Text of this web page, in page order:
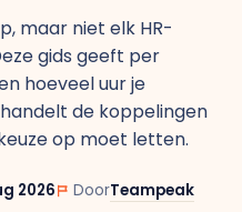
maar niet elk HR-
gids geeft per
hoeveel uur je
de koppelingen
op moet letten.
2026 DoorTeampeak